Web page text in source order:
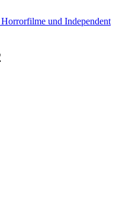
und Independent